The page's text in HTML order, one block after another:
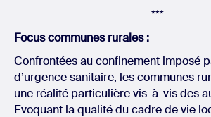
***
Focus communes rurales :
Confrontées au confinement imposé
d’urgence sanitaire, les communes
une réalité particulière vis-à-vis des
Evoquant la qualité du cadre de vie